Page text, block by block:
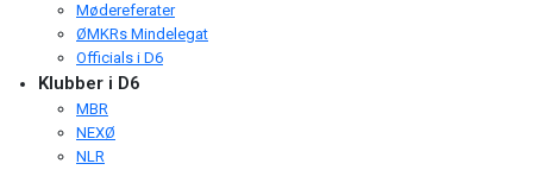
Mødereferater
ØMKRs Mindelegat
Officials i D6
Klubber i D6
MBR
NEXØ
NLR